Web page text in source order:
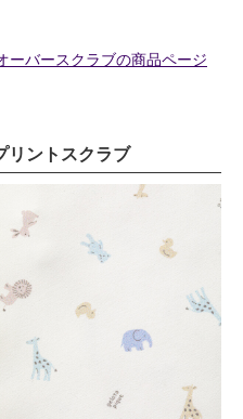
ーバースクラブの商品ページ
リントスクラブ